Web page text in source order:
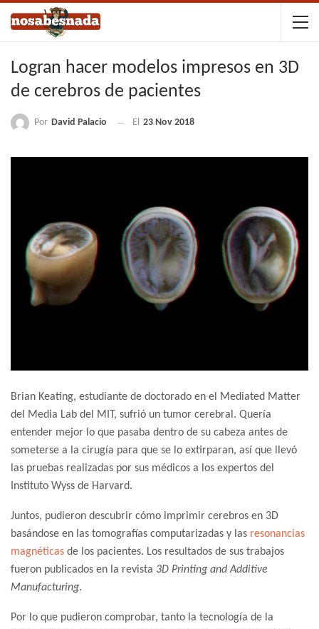
Logran hacer modelos impresos en 3D
de cerebros de pacientes
Por David Palacio El 23 Nov 2018
Brian Keating, estudiante de doctorado en el Mediated Matter
del Media Lab del MIT, sufrió un tumor cerebral. Quería
entender mejor lo que pasaba dentro de su cabeza antes de
someterse a la cirugía para que se lo extirparan, así que llevó
las pruebas realizadas por sus médicos a los expertos del
Instituto Wyss de Harvard.
Juntos, pudieron descubrir cómo imprimir cerebros en 3D
basándose en las tomografías computarizadas y las resonancias
magnéticas de los pacientes. Los resultados de sus trabajos
fueron publicados en la revista 3D Printing and Additive
Manufacturing.
Por lo que pudieron comprobar, tanto la tecnología de la